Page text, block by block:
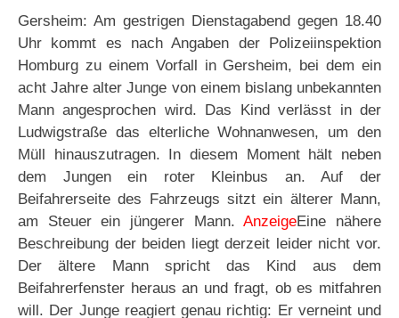
Gersheim: Am gestrigen Dienstagabend gegen 18.40
Uhr kommt es nach Angaben der Polizeiinspektion
Homburg zu einem Vorfall in Gersheim, bei dem ein
acht Jahre alter Junge von einem bislang unbekannten
Mann angesprochen wird. Das Kind verlässt in der
Ludwigstraße das elterliche Wohnanwesen, um den
Müll hinauszutragen. In diesem Moment hält neben
dem Jungen ein roter Kleinbus an. Auf der
Beifahrerseite des Fahrzeugs sitzt ein älterer Mann,
am Steuer ein jüngerer Mann.AnzeigeEine nähere
Beschreibung der beiden liegt derzeit leider nicht vor.
Der ältere Mann spricht das Kind aus dem
Beifahrerfenster heraus an und fragt, ob es mitfahren
will. Der Junge reagiert genau richtig: Er verneint und